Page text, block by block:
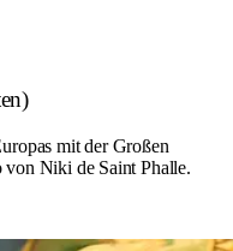
mit der Großen
von Niki de Saint Phalle.